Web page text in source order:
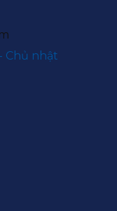
Chủ nhật